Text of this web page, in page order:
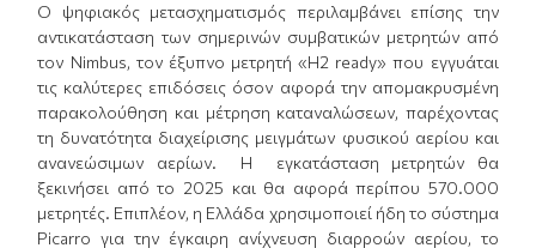
Ο ψηφιακός μετασχηματισμός περιλαμβάνει επίσης την
αντικατάσταση των σημερινών συμβατικών μετρητών από
τον Nimbus, τον έξυπνο μετρητή «H2 ready» που εγγυάται
τις καλύτερες επιδόσεις όσον αφορά την απομακρυσμένη
παρακολούθηση και μέτρηση καταναλώσεων, παρέχοντας
τη δυνατότητα διαχείρισης μειγμάτων φυσικού αερίου και
ανανεώσιμων αερίων. H εγκατάσταση μετρητών θα
ξεκινήσει από το 2025 και θα αφορά περίπου 570.000
μετρητές. Επιπλέον, η Ελλάδα χρησιμοποιεί ήδη το σύστημα
Picarro για την έγκαιρη ανίχνευση διαρροών αερίου, το